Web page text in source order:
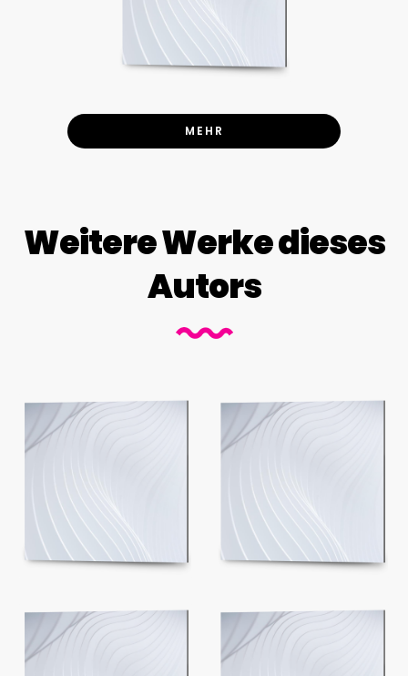
MEHR
Weitere Werke dieses
Autors